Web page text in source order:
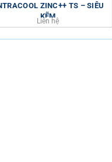
ZINC++ TS – SIÊU
KẼM
Liên hệ